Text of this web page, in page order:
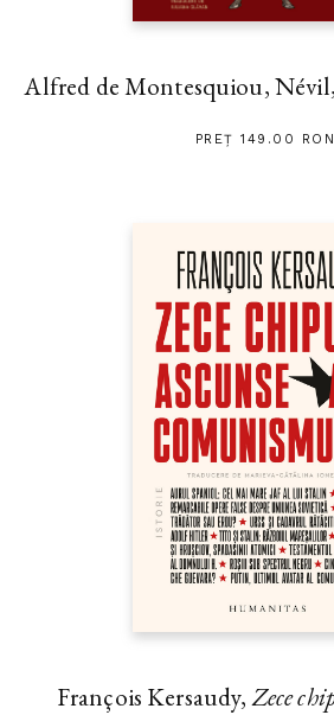
Alfred de Montesquiou,
PREȚ 149.00 RON
François Kersaudy,Zece